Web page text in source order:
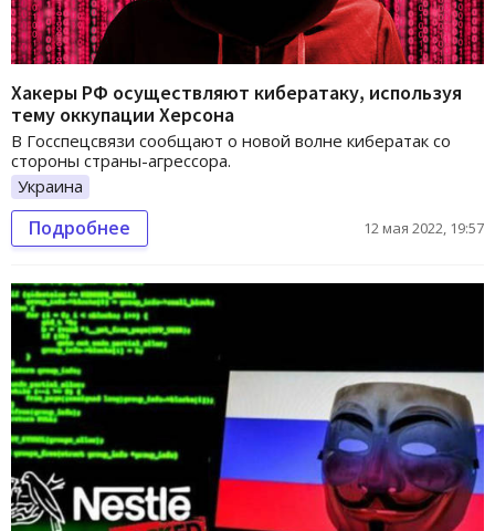
Хакеры РФ осуществляют кибератаку, используя
тему оккупации Херсона
В Госспецсвязи сообщают о новой волне кибератак со
стороны страны-агрессора.
Украина
Подробнее 12 мая 2022, 19:57